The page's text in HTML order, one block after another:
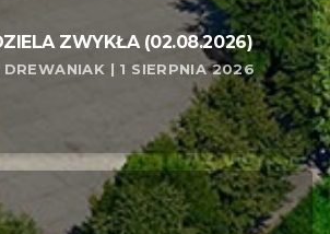
ZWYKŁA (02.08.2026)
DREWANIAK | 1 SIERPNIA 2026